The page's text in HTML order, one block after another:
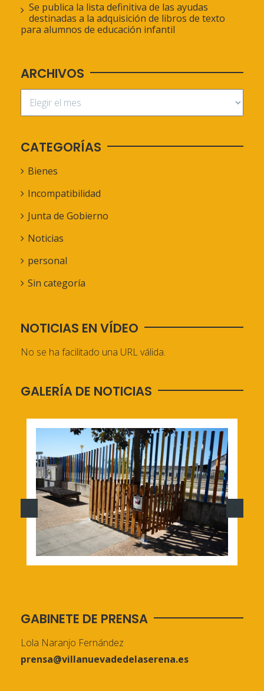
Se publica la lista definitiva de las ayudas
destinadas a la adquisición de libros de texto
para alumnos de educación infantil
ARCHIVOS
CATEGORÍAS
Bienes
Incompatibilidad
Junta de Gobierno
Noticias
personal
Sin categoría
NOTICIAS EN VÍDEO
No se ha facilitado una URL válida.
GALERÍA DE NOTICIAS
GABINETE DE PRENSA
Lola Naranjo Fernández
prensa@villanuevadedelaserena.es